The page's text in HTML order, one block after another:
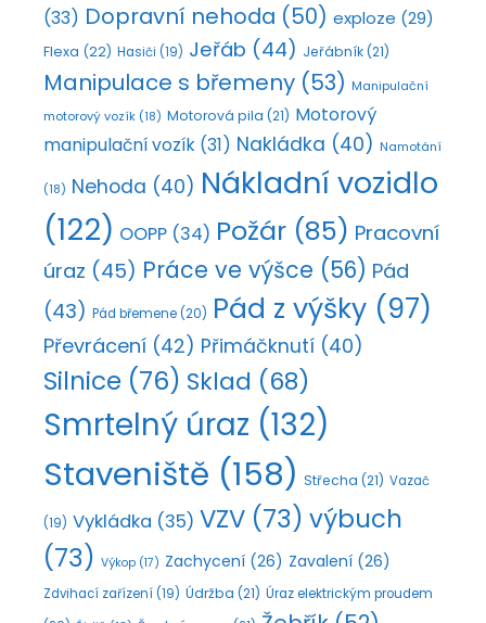
(33) Dopravní nehoda (50) exploze (29)
Flexa (22) Hasiči (19) Jeřáb (44) Jeřábník(21)
Manipulace s břemeny (53) Manipulační
motorový vozík (18) Motorová pila (21) Motorový
manipulační vozík (31) Nakládka (40) Namotání
(18) Nehoda (40) Nákladní vozidlo
(122) OOPP (34) Požár (85) Pracovní
úraz (45) Práce ve výšce (56) Pád
(43) Pád břemene(20) Pád z výšky (97)
Převrácení (42) Přimáčknutí (40)
Silnice (76) Sklad (68)
Smrtelný úraz (132)
Staveniště (158) Střecha (21) Vazač
(19) Vykládka (35) VZV (73) výbuch
(73) Výkop (17) Zachycení (26) Zavalení (26)
Zdvihací zařízení (19) Údržba (21) Úraz elektrickým proudem